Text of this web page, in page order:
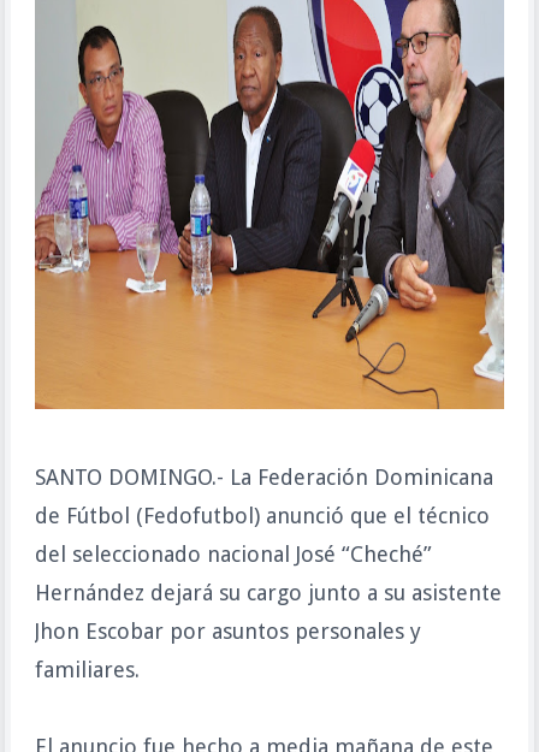
SANTO DOMINGO.- La Federación Dominicana
de Fútbol (Fedofutbol) anunció que el técnico
del seleccionado nacional José “Cheché”
Hernández dejará su cargo junto a su asistente
Jhon Escobar por asuntos personales y
familiares.
El anuncio fue hecho a media mañana de este